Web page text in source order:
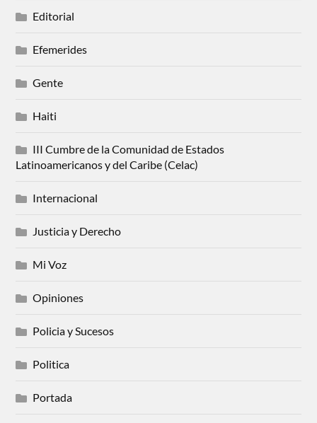
Editorial
Efemerides
Gente
Haiti
III Cumbre de la Comunidad de Estados
Latinoamericanos y del Caribe (Celac)
Internacional
Justicia y Derecho
Mi Voz
Opiniones
Policia y Sucesos
Politica
Portada